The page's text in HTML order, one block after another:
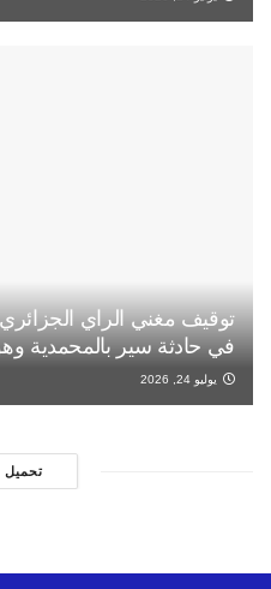
توقيف مغني الراي
في حادثة سير بالمحمدية
يوليو 24, 2026
تحميل